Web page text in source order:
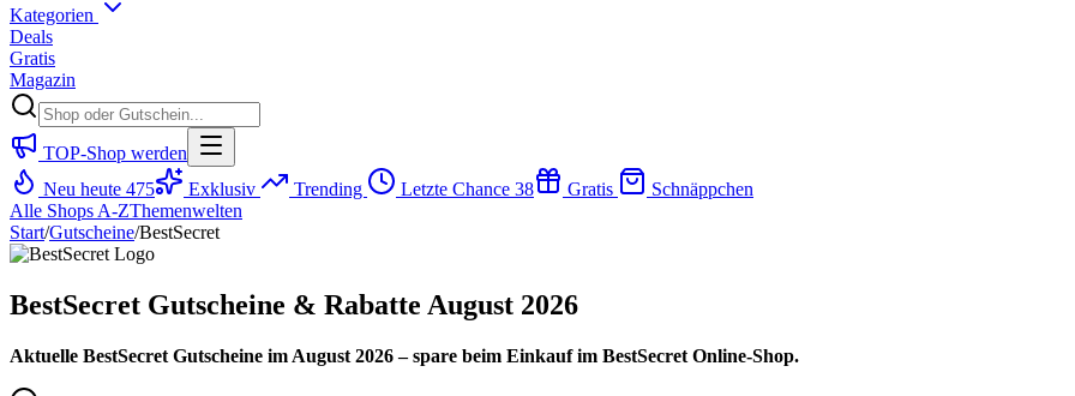
Kategorien
Deals
Gratis
Magazin
TOP-Shop werden
Neu heute 475 Exklusiv Trending Letzte Chance 38 Gratis
Schnäppchen
Alle Shops A-ZThemenwelten
Start/Gutscheine/BestSecret
BestSecret Gutscheine & Rabatte August 2026
Aktuelle BestSecret Gutscheine im August 2026 – spare beim Einkauf im BestSecret Online-Shop.